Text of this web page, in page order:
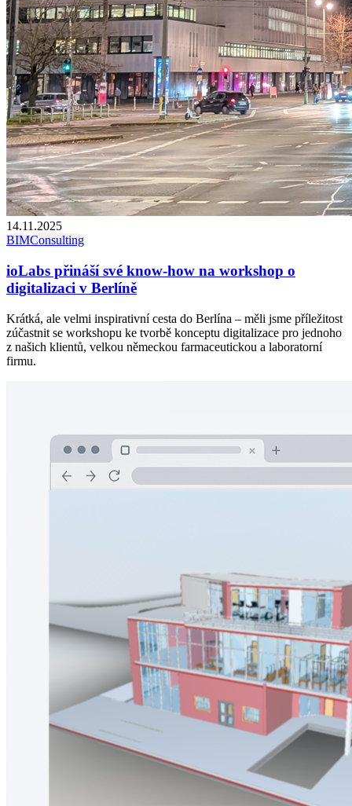
14.11.2025
BIMConsulting
ioLabs přináší své know-how na workshop o
digitalizaci v Berlíně
Krátká, ale velmi inspirativní cesta do Berlína – měli jsme příležitost
zúčastnit se workshopu ke tvorbě konceptu digitalizace pro jednoho
z našich klientů, velkou německou farmaceutickou a laboratorní
firmu.